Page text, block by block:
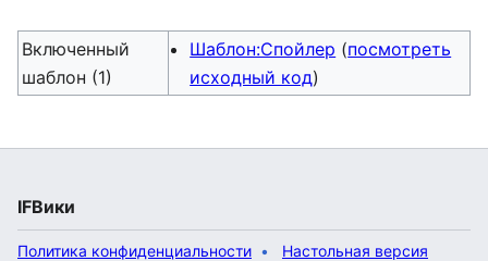
Включенный
шаблон (1)
Шаблон:Спойлер (посмотреть
исходный код)
IFВики
Политика конфиденциальности Настольная версия